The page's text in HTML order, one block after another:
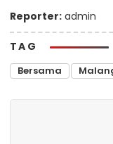
Reporter: admin
TAG
Bersama